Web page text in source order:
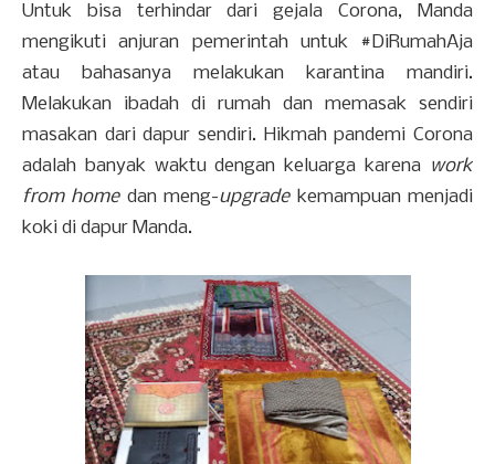
Untuk bisa terhindar dari gejala Corona, Manda
mengikuti anjuran pemerintah untuk #DiRumahAja
atau bahasanya melakukan karantina mandiri.
Melakukan ibadah di rumah dan memasak sendiri
masakan dari dapur sendiri. Hikmah pandemi Corona
adalah banyak waktu dengan keluarga karena work
from homedan meng-upgrade kemampuan menjadi
koki di dapur Manda.